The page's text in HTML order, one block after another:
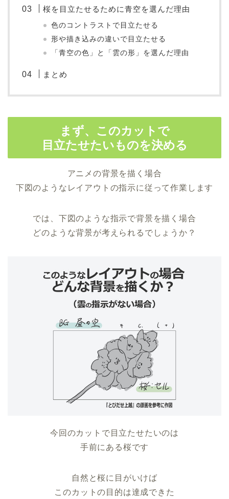
桜を目立たせるために青空を選んだ理由
色のコントラストで目立たせる
形や描き込みの違いで目立たせる
「青空の色」と「雲の形」を選んだ理由
まとめ
まず、このカットで
目立たせたいものを決める
アニメの背景を描く場合
下図のようなレイアウトの指示に従って作業します
では、下図のような指示で背景を描く場合
どのような背景が考えられるでしょうか？
今回のカットで目立たせたいのは
手前にある桜です
自然と桜に目がいけば
このカットの目的は達成できた